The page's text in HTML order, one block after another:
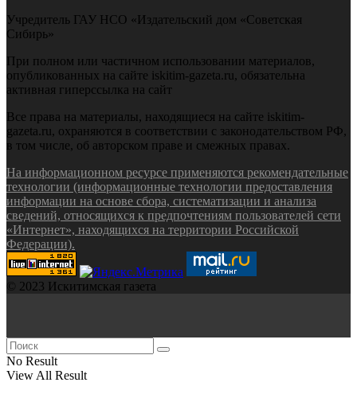
Учредитель ГАУ НСО «Издательский дом «Советская
Сибирь»
При полном или частичном использовании материалов,
опубликованных на сайте iskitim-gazeta.ru, обязательна
активная гиперссылка на сайт
Все права на материалы, находящиеся на сайте iskitim-
gazeta.ru, охраняются в соответствии с законодательством РФ,
в том числе, об авторском праве и смежных правах.
На информационном ресурсе применяются рекомендательные
технологии (информационные технологии предоставления
информации на основе сбора, систематизации и анализа
сведений, относящихся к предпочтениям пользователей сети
«Интернет», находящихся на территории Российской
Федерации).
© 2023 Искитимская газета
No Result
View All Result